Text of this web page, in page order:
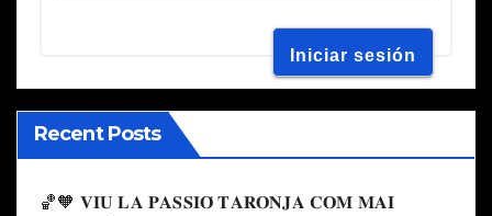
Recent Posts
🏀🧡 𝐕𝐈𝐔 𝐋𝐀 𝐏𝐀𝐒𝐒𝐈𝐎́ 𝐓𝐀𝐑𝐎𝐍𝐉𝐀 𝐂𝐎𝐌 𝐌𝐀𝐈